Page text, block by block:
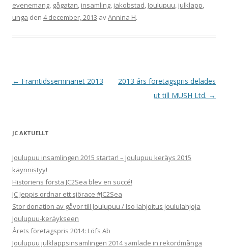
evenemang, gågatan, insamling, jakobstad, Joulupuu, julklapp,
unga den 4 december, 2013 avAnnina H.
Inläggsnavigering
← Framtidsseminariet 2013
2013 års företagspris delades
ut till MUSH Ltd. →
JC AKTUELLT
Joulupuu insamlingen 2015 startar! – Joulupuu keräys 2015
käynnistyy!
Historiens första JC2Sea blev en succé!
JC Jeppis ordnar ett sjörace #JC2Sea
Stor donation av gåvor till Joulupuu / Iso lahjoitus joululahjoja
Joulupuu-keräykseen
Årets företagspris 2014: Löfs Ab
Joulupuu julklappsinsamlingen 2014 samlade in rekordmånga